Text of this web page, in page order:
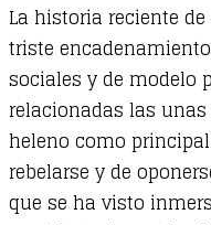
La historia reciente
triste
sociales y de modelo
relacionadas las
heleno como
rebelarse y de
que se ha visto